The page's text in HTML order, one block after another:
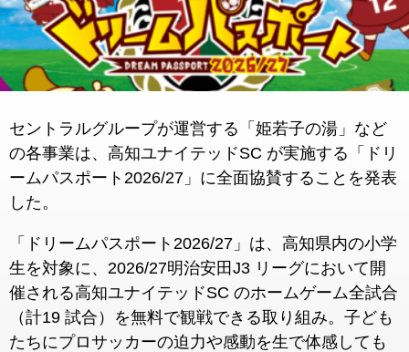
セントラルグループが運営する「姫若子の湯」など
の各事業は、高知ユナイテッドSC が実施する「ドリ
ームパスポート2026/27」に全面協賛することを発表
した。
「ドリームパスポート2026/27」は、高知県内の小学
生を対象に、2026/27明治安田J3 リーグにおいて開
催される高知ユナイテッドSC のホームゲーム全試合
（計19 試合）を無料で観戦できる取り組み。子ども
たちにプロサッカーの迫力や感動を生で体感しても